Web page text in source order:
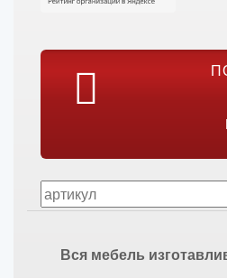
Вся мебель